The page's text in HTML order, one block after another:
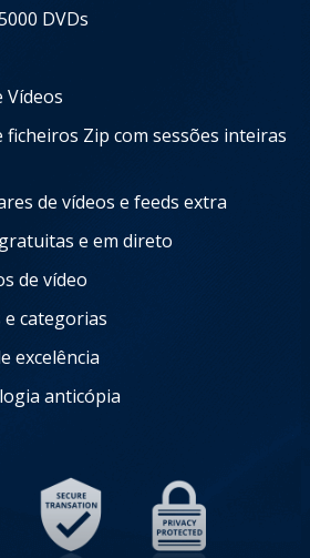
DVDs
Vídeos
ficheiros Zip com sessões inteiras
de vídeos e feeds extra
e em direto
de vídeo
e categorias
excelência
anticópia